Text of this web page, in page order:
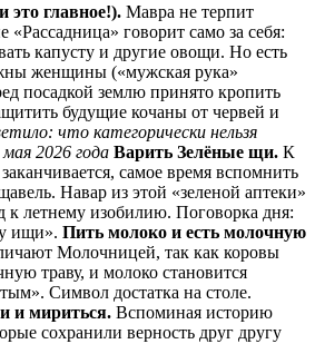
это главное!). Мавра не терпит
«Рассадница» говорит само за себя:
капусту и другие овощи. Но есть
женщины («мужская рука»
посадкой землю принято кропить
будущие кочаны от червей и
что категорически нельзя
2026 года Варить Зелёные щи. К
самое время вспомнить
Навар из этой «зеленой аптеки»
к летнему изобилию. Поговорка дня:
ищи». Пить молоко и есть молочную
Молочницей, так как коровы
траву, и молоко становится
Символ достатка на столе.
и мириться. Вспоминая историю
сохранили верность друг другу